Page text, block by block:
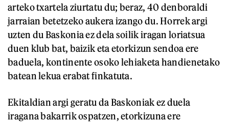
arteko txartela ziurtatu du; beraz, 40 denboraldi
jarraian betetzeko aukera izango du. Horrek argi
uzten du Baskonia ez dela soilik iragan loriatsua
duen klub bat, baizik eta etorkizun sendoa ere
baduela, kontinente osoko lehiaketa handienetako
batean lekua erabat finkatuta.
Ekitaldian argi geratu da Baskoniak ez duela
iragana bakarrik ospatzen, etorkizuna ere